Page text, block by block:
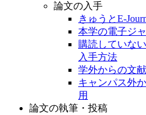
論文の入手
きゅうとE-
本学の電子ジ
購読していな
入手方法
学外からの文
キャンパス外
用
論文の執筆・投稿